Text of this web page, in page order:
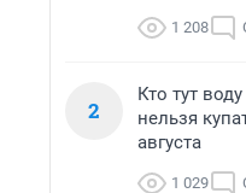
1 208
2
Кто тут
нельзя
августа
1 029